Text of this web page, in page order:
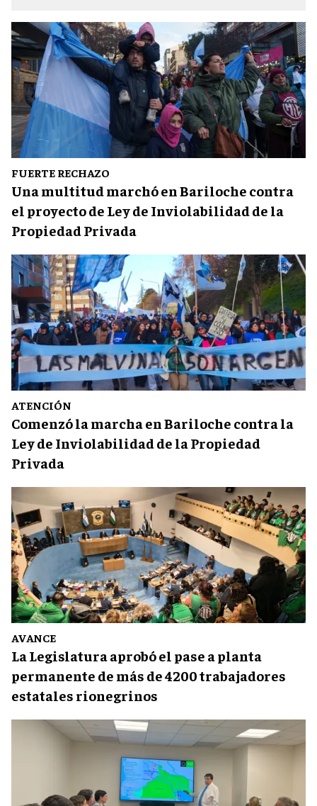
FUERTE RECHAZO
Una multitud marchó en Bariloche contra
el proyecto de Ley de Inviolabilidad de la
Propiedad Privada
ATENCIÓN
Comenzó la marcha en Bariloche contra la
Ley de Inviolabilidad de la Propiedad
Privada
AVANCE
La Legislatura aprobó el pase a planta
permanente de más de 4200 trabajadores
estatales rionegrinos